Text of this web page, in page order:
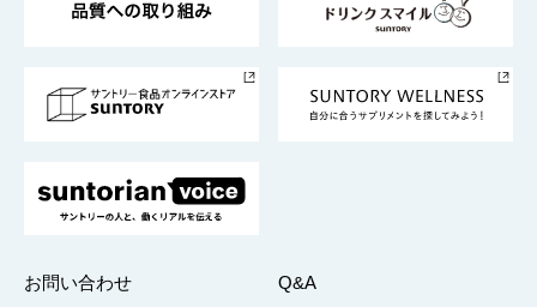
採用情報
お問い合わせ Q&A